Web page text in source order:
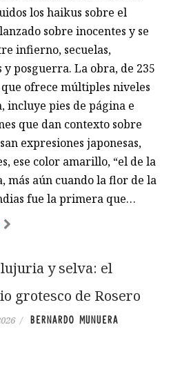
los haikus sobre el
sobre inocentes y se
infierno, secuelas,
y posguerra. La obra, de 235
ofrece múltiples niveles
incluye pies de página e
que dan contexto sobre
expresiones japonesas,
ese color amarillo, “el de la
más aún cuando la flor de la
fue la primera que…
y selva: el
grotesco de Rosero
/
BERNARDO MUNUERA